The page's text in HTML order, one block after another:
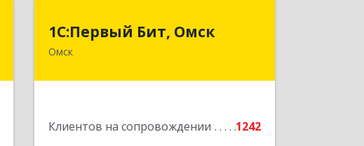
1С:Первый Бит, Омск
Омск
Клиентов на сопровождении
1242
1С:Первый Бит, Омск
644099, Омская обл, Омск г, Гагарина